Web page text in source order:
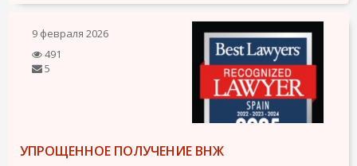
9 февраля 2026
491
5
УПРОЩЕННОЕ ПОЛУЧЕНИЕ ВНЖ